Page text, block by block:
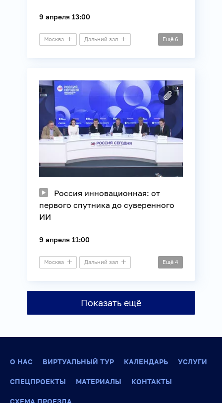
9 апреля 13:00
Москва Дальний зал
Образование Технологии
Ещё 6
Россия инновационная: от
первого спутника до суверенного
ИИ
9 апреля 11:00
Москва Дальний зал
Информационные технологии
Технологии
Ещё 4
Показать ещё
О НАС ВИРТУАЛЬНЫЙ ТУР КАЛЕНДАРЬ УСЛУГИ
СПЕЦПРОЕКТЫ МАТЕРИАЛЫ КОНТАКТЫ
СХЕМА ПРОЕЗДА